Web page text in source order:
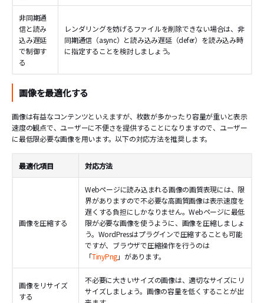
非同期通
信と読み
込み遅延
で制御す
る
レンダリングを妨げるファイルを削除できない場合は、非
同期通信（async）と読み込み遅延（defer）を読み込み時
に指定することを検討しましょう。
画像を最適化する
画像は有益なコンテンツといえますが、枚数が多かったり容量が重いと表示
速度の観点で、ユーザーに不便さを提供することになりますので、ユーザー
に最低限必要な画像を用います。以下の対応方法を推奨します。
最適化項目 対応方法
画像を圧縮する
Webページに読み込まれる画像の画質表現には、限
界がありますので不必要な高画質画像は表示速度を
遅くする負担にしかなりません。Webページに最低
限が必要な画像を使うように、画像を圧縮しましょ
う。WordPressはプラグインで圧縮することも可能
ですが、ブラウザで圧縮操作を行うのは
「TinyPng」があります。
画像をリサイズ
する
不必要に大きいサイズの画像は、適切なサイズにリ
サイズしましょう。画像の容量を低くすることが出